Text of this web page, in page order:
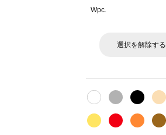
Wpc.
選択を解除する